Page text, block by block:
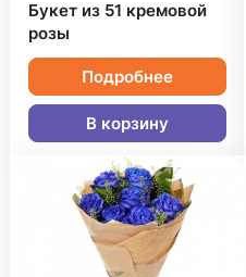
Букет из 51 кремовой
розы
Подробнее
В корзину